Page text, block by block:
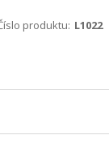
produktu: L1022